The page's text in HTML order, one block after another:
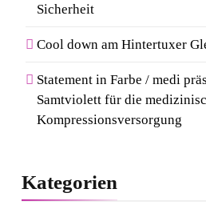
Sicherheit
Cool down am Hintertuxer
Statement in Farbe / medi
Samtviolett für die
Kompressionsversorgung
Kategorien